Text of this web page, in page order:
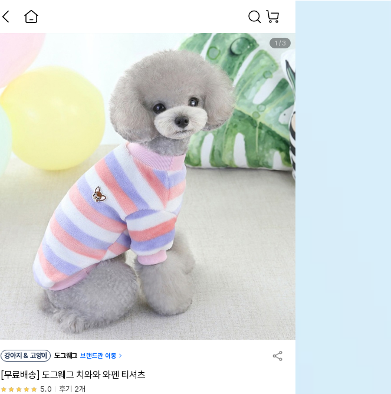
1 / 3
강아지 & 고양이 도그웨그 브랜드관 이동
[무료배송] 도그웨그 치와와 와펜 티셔츠
5.0 후기 2개